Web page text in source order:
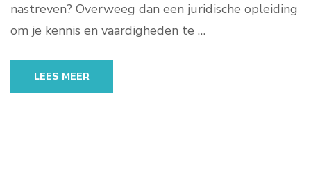
nastreven? Overweeg dan een juridische opleiding
om je kennis en vaardigheden te …
LEES MEER